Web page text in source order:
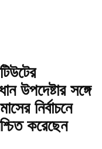
সঙ্গে
নির্বাচনে
করেছেন